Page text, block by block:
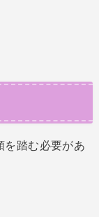
を踏む必要があ